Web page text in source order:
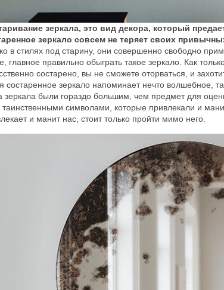
зеркала, это вид декора, который
зеркало совсем не теряет своих
в стилях под старину, они совершенно свободно
главное правильно обыграть такое зеркало. Как
состарено, вы не сможете оторваться, и
состаренное зеркало напоминает нечто волшебное,
зеркала были гораздо большим, чем предмет для
символами, которые привлекали и
и манит нас, стоит только пройти мимо него.